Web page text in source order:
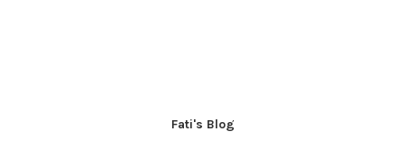
Fati's Blog